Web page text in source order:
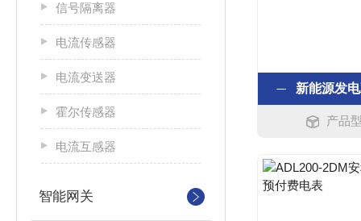
信号隔离器
电流传感器
电流变送器
霍尔传感器
电流互感器
智能网关
新能源发
产品